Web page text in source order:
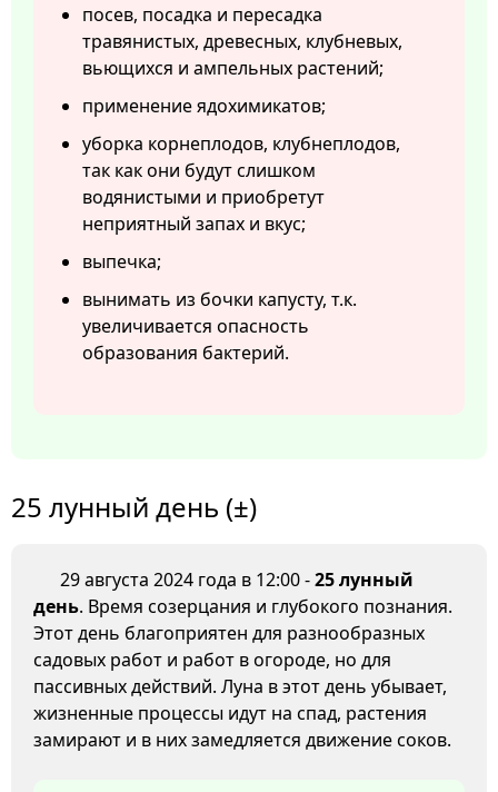
посев, посадка и пересадка
травянистых, древесных, клубневых,
вьющихся и ампельных растений;
применение ядохимикатов;
уборка корнеплодов, клубнеплодов,
так как они будут слишком
водянистыми и приобретут
неприятный запах и вкус;
выпечка;
вынимать из бочки капусту, т.к.
увеличивается опасность
образования бактерий.
25 лунный день (±)
29 августа 2024 года в 12:00 -25 лунный
день. Время созерцания и глубокого познания.
Этот день благоприятен для разнообразных
садовых работ и работ в огороде, но для
пассивных действий. Луна в этот день убывает,
жизненные процессы идут на спад, растения
замирают и в них замедляется движение соков.